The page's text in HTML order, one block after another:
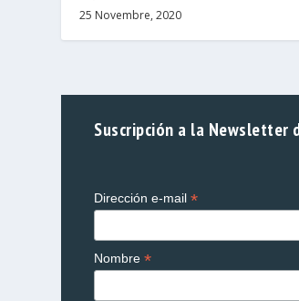
25 Novembre, 2020
Suscripción a la Newsletter
Dirección e-mail*
Nombre*